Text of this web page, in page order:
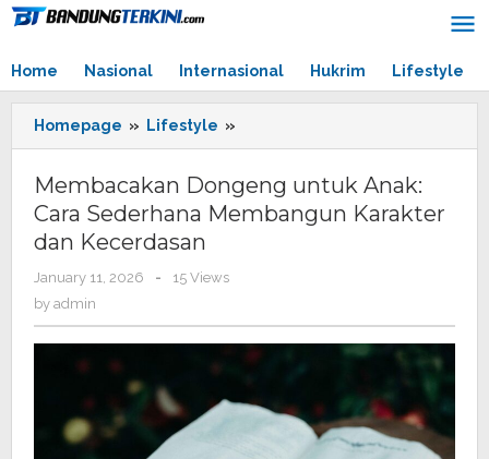
Skip
Home
Nasional Internasional Hukrim Lifestyle
Homepage » Lifestyle »
Dongeng
Anak:
Cara
Kecerdasan
Membacakan Dongeng untuk Anak:
Cara Sederhana Membangun Karakter
dan Kecerdasan
January 11, 2026
by
-
15 Views
by admin